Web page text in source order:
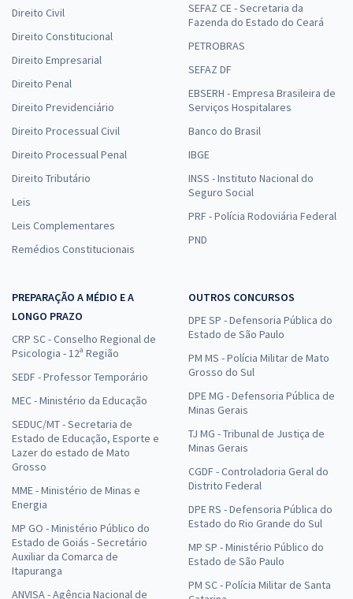
Direito Civil
Direito Constitucional
Direito Empresarial
Direito Penal
Direito Previdenciário
Direito Processual Civil
Direito Processual Penal
Direito Tributário
Leis
Leis Complementares
Remédios Constitucionais
SEFAZ CE - Secretaria da
Fazenda do Estado do Ceará
PETROBRAS
SEFAZ DF
EBSERH - Empresa Brasileira de
Serviços Hospitalares
Banco do Brasil
IBGE
INSS - Instituto Nacional do
Seguro Social
PRF - Polícia Rodoviária Federal
PND
PREPARAÇÃO A MÉDIO E A
LONGO PRAZO
CRP SC - Conselho Regional de
Psicologia - 12ª Região
SEDF - Professor Temporário
MEC - Ministério da Educação
SEDUC/MT - Secretaria de
Estado de Educação, Esporte e
Lazer do estado de Mato
Grosso
MME - Ministério de Minas e
Energia
MP GO - Ministério Público do
Estado de Goiás - Secretário
Auxiliar da Comarca de
Itapuranga
ANVISA - Agência Nacional de
OUTROS CONCURSOS
DPE SP - Defensoria Pública do
Estado de São Paulo
PM MS - Polícia Militar de Mato
Grosso do Sul
DPE MG - Defensoria Pública de
Minas Gerais
TJ MG - Tribunal de Justiça de
Minas Gerais
CGDF - Controladoria Geral do
Distrito Federal
DPE RS - Defensoria Pública do
Estado do Rio Grande do Sul
MP SP - Ministério Público do
Estado de São Paulo
PM SC - Polícia Militar de Santa